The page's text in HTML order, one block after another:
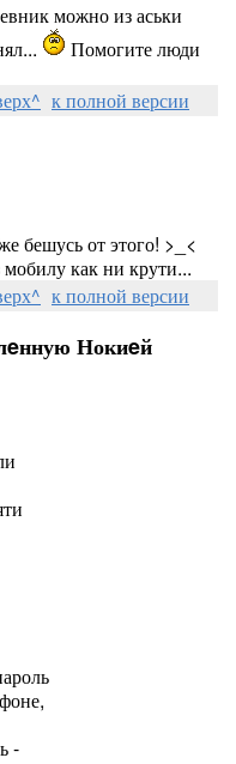
можно из аськи
Помогите люди
к полной версии
бешусь от этого! >_<
как ни крути...
к полной версии
Нокиeй
-